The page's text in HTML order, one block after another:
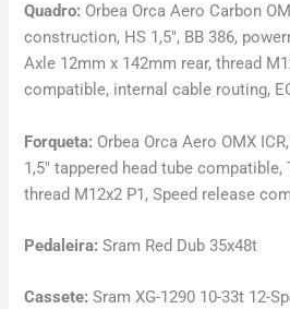
Quadro: Orbea Orca Aero Carbon
construction, HS 1,5″, BB 386,
Axle 12mm x 142mm rear, thread
compatible, internal cable routing,
Forqueta: Orbea Orca Aero OMX
1,5″ tappered head tube compatible,
thread M12x2 P1, Speed release
Pedaleira: Sram Red Dub 35x48t
Cassete: Sram XG-1290 10-33t 12-